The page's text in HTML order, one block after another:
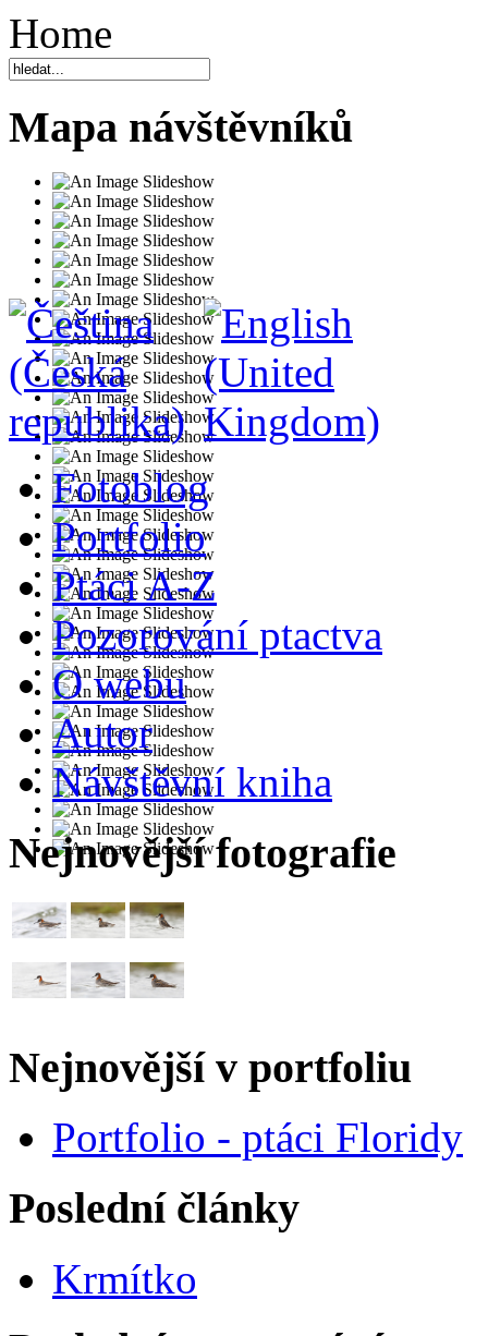
Home
Mapa návštěvníků
Fotoblog
Portfolio
Ptáci A-Z
Pozorování ptactva
O webu
Autor
Návštěvní kniha
Nejnovější fotografie
Nejnovější v portfoliu
Portfolio - ptáci Floridy
Poslední články
Krmítko